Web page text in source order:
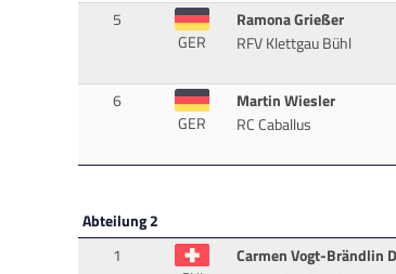
5
GER
Ramona Grießer
RFV Klettgau Bühl
6
GER
Martin Wiesler
RC Caballus
Abteilung 2
1
Carmen Vogt-Brändlin